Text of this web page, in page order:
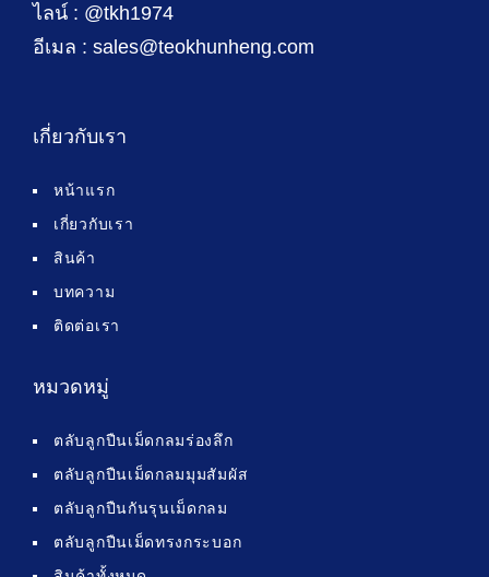
ไลน์ : @tkh1974
อีเมล : sales@teokhunheng.com
เกี่ยวกับเรา
หน้าแรก
เกี่ยวกับเรา
สินค้า
บทความ
ติดต่อเรา
หมวดหมู่
ตลับลูกปืนเม็ดกลมร่องลึก
ตลับลูกปืนเม็ดกลมมุมสัมผัส
ตลับลูกปืนกันรุนเม็ดกลม
ตลับลูกปืนเม็ดทรงกระบอก